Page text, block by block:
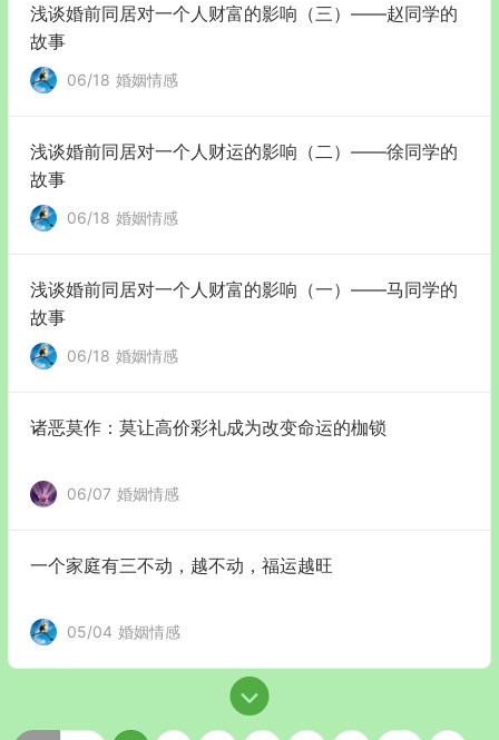
浅谈婚前同居对一个人财富的影响（三）——赵同学的
故事
06/18 婚姻情感
浅谈婚前同居对一个人财运的影响（二）——徐同学的
故事
06/18 婚姻情感
浅谈婚前同居对一个人财富的影响（一）——马同学的
故事
06/18 婚姻情感
诸恶莫作：莫让高价彩礼成为改变命运的枷锁
06/07 婚姻情感
一个家庭有三不动，越不动，福运越旺
05/04 婚姻情感